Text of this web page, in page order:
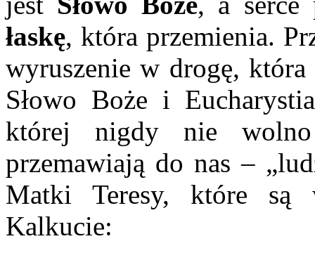
łaskę, która przemienia.
wyruszenie w drogę, która
Słowo Boże i
której nigdy nie
przemawiają do nas –
Matki Teresy, które
Kalkucie: